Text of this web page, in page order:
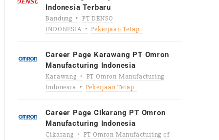
Indonesia Terbaru
Bandung
PT DENSO
INDONESIA
Pekerjaan Tetap
Career Page Karawang PT Omron
Manufacturing Indonesia
Karawang
PT Omron Manufacturing
Indonesia
Pekerjaan Tetap
Career Page Cikarang PT Omron
Manufacturing Indonesia
Cikarang
PT Omron Manufacturing of